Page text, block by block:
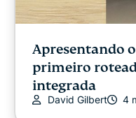
Apresentando
primeiro
integrada
David Gilbert 4